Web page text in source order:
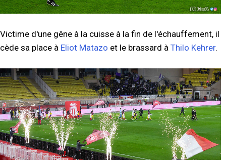
Victime d'une gêne à la cuisse à la fin de l'échauffement, il
cède sa place à Eliot Matazo et le brassard à Thilo Kehrer.